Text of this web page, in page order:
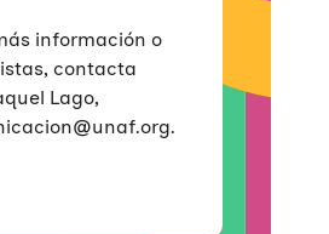
información o
contacta
Lago,